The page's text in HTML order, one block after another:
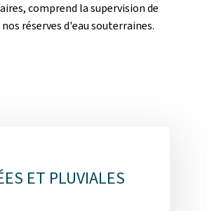
comprend la supervision de
réserves d'eau souterraines.
ET PLUVIALES